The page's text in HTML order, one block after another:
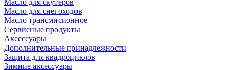
Масло для скутеров
Масло для снегоходов
Масло трансмисионное
Сервисные продукты
Аксессуары
Дополнительные принадлежности
Защита для квадроциклов
Зимние аксессуары